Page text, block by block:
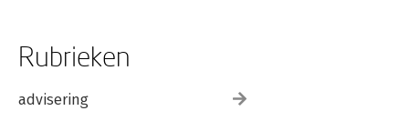
Rubrieken
advisering